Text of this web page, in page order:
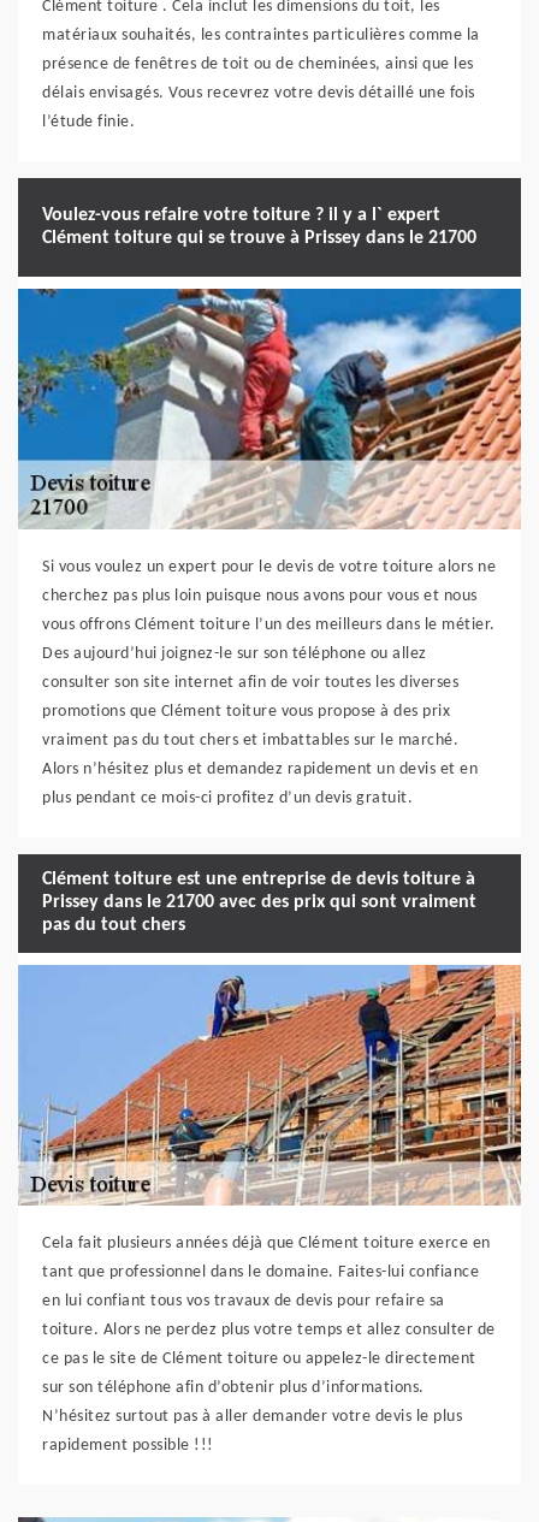
Clément toiture . Cela inclut les dimensions du toit, les
matériaux souhaités, les contraintes particulières comme la
présence de fenêtres de toit ou de cheminées, ainsi que les
délais envisagés. Vous recevrez votre devis détaillé une fois
l’étude finie.
Voulez-vous refaire votre toiture ? il y a l` expert
Clément toiture qui se trouve à Prissey dans le 21700
Si vous voulez un expert pour le devis de votre toiture alors ne
cherchez pas plus loin puisque nous avons pour vous et nous
vous offrons Clément toiture l’un des meilleurs dans le métier.
Des aujourd’hui joignez-le sur son téléphone ou allez
consulter son site internet afin de voir toutes les diverses
promotions que Clément toiture vous propose à des prix
vraiment pas du tout chers et imbattables sur le marché.
Alors n’hésitez plus et demandez rapidement un devis et en
plus pendant ce mois-ci profitez d’un devis gratuit.
Clément toiture est une entreprise de devis toiture à
Prissey dans le 21700 avec des prix qui sont vraiment
pas du tout chers
Cela fait plusieurs années déjà que Clément toiture exerce en
tant que professionnel dans le domaine. Faites-lui confiance
en lui confiant tous vos travaux de devis pour refaire sa
toiture. Alors ne perdez plus votre temps et allez consulter de
ce pas le site de Clément toiture ou appelez-le directement
sur son téléphone afin d’obtenir plus d’informations.
N’hésitez surtout pas à aller demander votre devis le plus
rapidement possible !!!